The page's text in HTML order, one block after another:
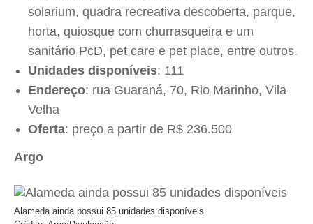
solarium, quadra recreativa descoberta, parque,
horta, quiosque com churrasqueira e um
sanitário PcD, pet care e pet place, entre outros.
Unidades disponíveis: 111
Endereço: rua Guaraná, 70, Rio Marinho, Vila
Velha
Oferta: preço a partir de R$ 236.500
Argo
Alameda ainda possui 85 unidades disponíveis